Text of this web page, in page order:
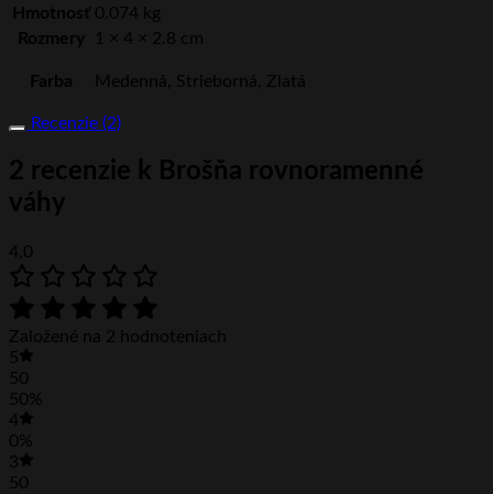
Hmotnosť 0.074 kg
Rozmery
1 × 4 × 2.8 cm
Farba Medenná, Strieborná, Zlatá
Recenzie (2)
2 recenzie k Brošňa rovnoramenné
váhy
4,0
Založené na 2 hodnoteniach
5
50
50%
4
0%
3
50